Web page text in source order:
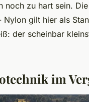
noch zu hart sein. Die
gilt hier als
der scheinbar
im